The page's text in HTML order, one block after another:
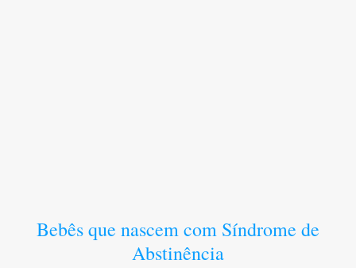
Bebês que nascem com Síndrome de
Abstinência